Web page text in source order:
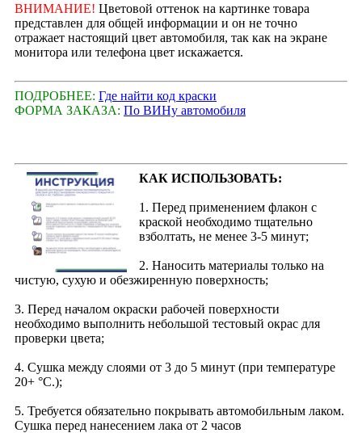
ВНИМАНИЕ! Цветовой оттенок на картинке товара
представлен для общей информации и он не точно
отражает настоящий цвет автомобиля, так как на экране
монитора или телефона цвет искажается.
ПОДРОБНЕЕ: Где найти код краски
ФОРМА ЗАКАЗА: По ВИНу автомобиля
КАК ИСПОЛЬЗОВАТЬ:
1. Перед применением флакон с
краской необходимо тщательно
взболтать, не менее 3-5 минут;
2. Наносить материалы только на
чистую, сухую и обезжиренную поверхность;
3. Перед началом окраски рабочей поверхности
необходимо выполнить небольшой тестовый окрас для
проверки цвета;
4. Сушка между слоями от 3 до 5 минут (при температуре
20+ °С.);
5. Требуется обязательно покрывать автомобильным лаком.
Сушка перед нанесением лака от 2 часов